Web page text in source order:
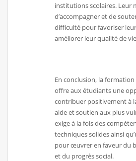
institutions scolaires. Leur
d’accompagner et de
difficulté pour favoriser
améliorer leur qualité de
En conclusion, la formation
offre aux étudiants une
contribuer positivement à
aide et soutien aux plus
exige à la fois des
techniques solides ainsi
pour œuvrer en faveur du
et du progrès social.